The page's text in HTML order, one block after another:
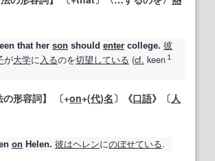
that her son should enter college. 彼
が大学に入るのを切望している (cf. keen １
形容詞】 〔+on+(代)名〕《口語》〔 人
on Helen. 彼はヘレンにのぼせている.